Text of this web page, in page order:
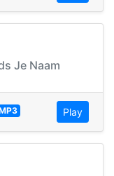
Je Naam
Play